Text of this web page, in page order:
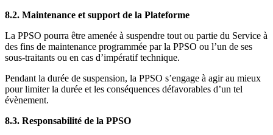
8.2. Maintenance et support de la Plateforme
La PPSO pourra être amenée à suspendre tout ou partie du Service à
des fins de maintenance programmée par la PPSO ou l’un de ses
sous-traitants ou en cas d’impératif technique.
Pendant la durée de suspension, la PPSO s’engage à agir au mieux
pour limiter la durée et les conséquences défavorables d’un tel
évènement.
8.3. Responsabilité de la PPSO